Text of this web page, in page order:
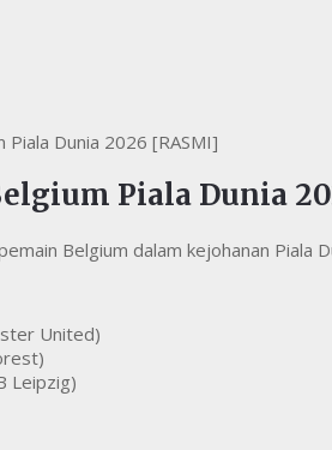
Piala Dunia
Belgium dalam kejohanan Piala
United)
Leipzig)